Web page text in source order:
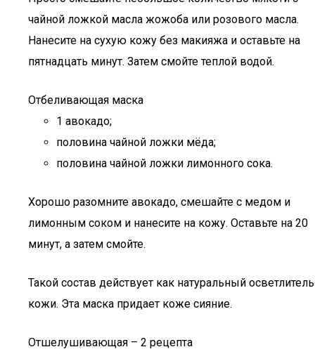
чайной ложкой масла жожоба или розового масла.
Нанесите на сухую кожу без макияжа и оставьте на
пятнадцать минут. Затем смойте теплой водой.
Отбеливающая маска
1 авокадо;
половина чайной ложки мёда;
половина чайной ложки лимонного сока.
Хорошо разомните авокадо, смешайте с медом и
лимонным соком и нанесите на кожу. Оставьте на 20
минут, а затем смойте.
Такой состав действует как натуральный осветлитель
кожи. Эта маска придает коже сияние.
Отшелушивающая – 2 рецепта